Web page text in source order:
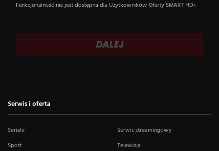
Funkcjonalność nie jest dostępna dla Użytkowników Oferty SMART HD+
DALEJ
Serwis i oferta
Seriale
Sport
Serwis streamingowy
Telewizja